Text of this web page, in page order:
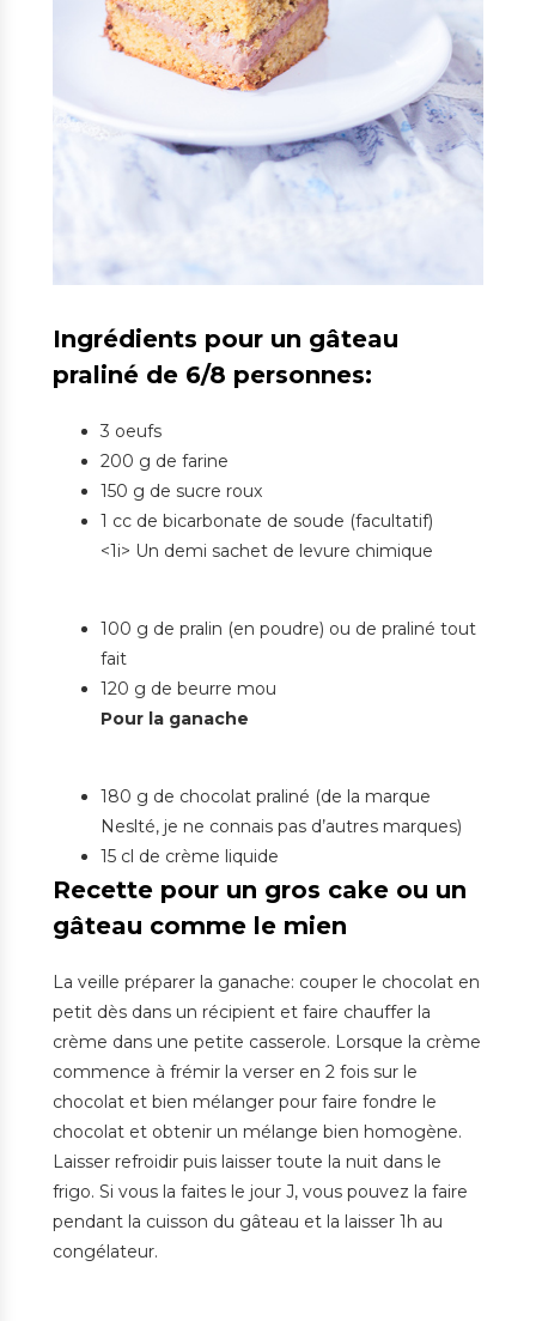
Ingrédients pour un gâteau
praliné de 6/8 personnes:
3 oeufs
200 g de farine
150 g de sucre roux
1 cc de bicarbonate de soude (facultatif)
<1i> Un demi sachet de levure chimique
100 g de pralin (en poudre) ou de praliné tout
fait
120 g de beurre mou
Pour la ganache
180 g de chocolat praliné (de la marque
Neslté, je ne connais pas d’autres marques)
15 cl de crème liquide
Recette pour un gros cake ou un
gâteau comme le mien
La veille préparer la ganache: couper le chocolat en
petit dès dans un récipient et faire chauffer la
crème dans une petite casserole. Lorsque la crème
commence à frémir la verser en 2 fois sur le
chocolat et bien mélanger pour faire fondre le
chocolat et obtenir un mélange bien homogène.
Laisser refroidir puis laisser toute la nuit dans le
frigo. Si vous la faites le jour J, vous pouvez la faire
pendant la cuisson du gâteau et la laisser 1h au
congélateur.